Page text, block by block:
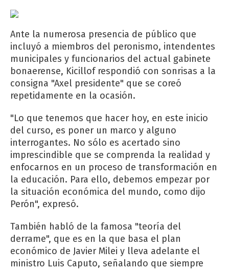
Ante la numerosa presencia de público que
incluyó a miembros del peronismo, intendentes
municipales y funcionarios del actual gabinete
bonaerense, Kicillof respondió con sonrisas a la
consigna "Axel presidente" que se coreó
repetidamente en la ocasión.
"Lo que tenemos que hacer hoy, en este inicio
del curso, es poner un marco y alguno
interrogantes. No sólo es acertado sino
imprescindible que se comprenda la realidad y
enfocarnos en un proceso de transformación en
la educación. Para ello, debemos empezar por
la situación económica del mundo, como dijo
Perón", expresó.
También habló de la famosa "teoría del
derrame", que es en la que basa el plan
económico de Javier Milei y lleva adelante el
ministro Luis Caputo, señalando que siempre